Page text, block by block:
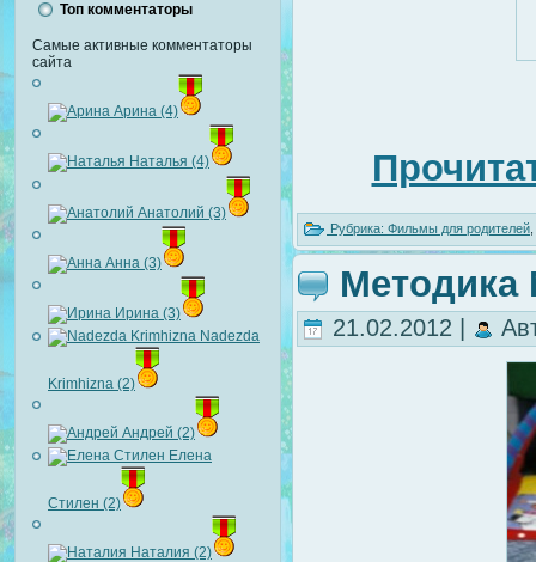
Топ комментаторы
Самые активные комментаторы
сайта
Арина (4)
Наталья (4)
Анатолий (3)
Анна (3)
Ирина (3)
Nadezda
Krimhizna (2)
Андрей (2)
Елена
Стилен (2)
Наталия (2)
Рубрика: Фильмы для родителей
Методика
21.02.2012 |